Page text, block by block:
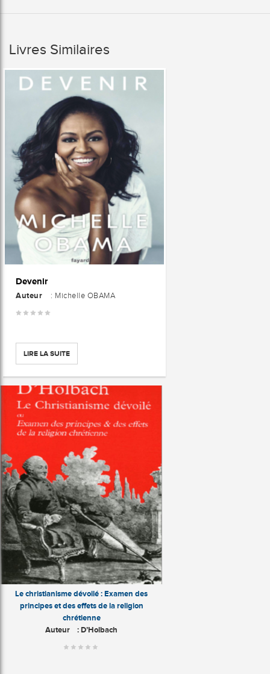
Livres Similaires
Devenir
Auteur : Michelle OBAMA
LIRE LA SUITE
Le christianisme dévoilé : Examen des
principes et des effets de la religion
chrétienne
Auteur : D’Holbach